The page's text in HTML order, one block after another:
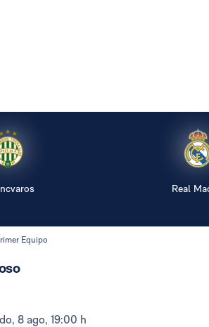
Real
Equipo
8 ago, 19:00 h